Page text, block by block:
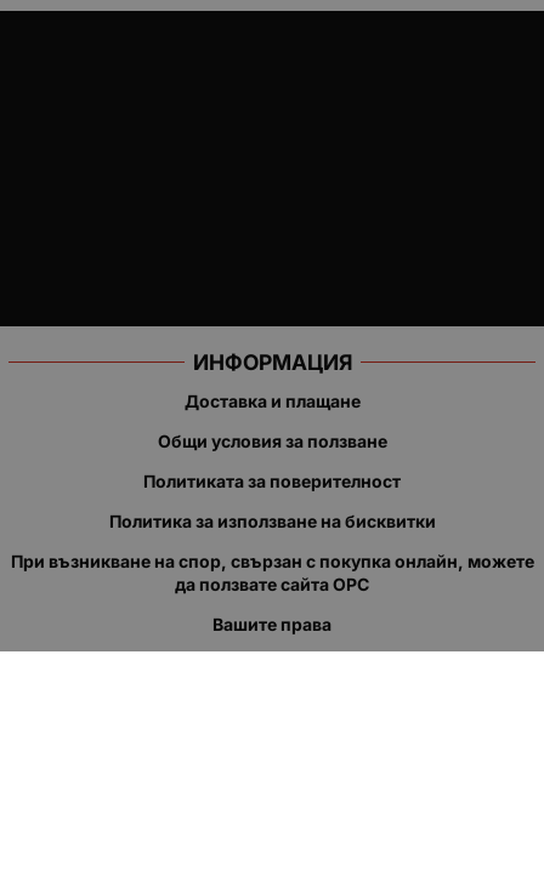
ИНФОРМАЦИЯ
Доставка и плащане
Общи условия за ползване
Политиката за поверителност
Политика за използване на бисквитки
При възникване на спор, свързан с покупка онлайн, можете
да ползвате сайта ОРС
Вашите права